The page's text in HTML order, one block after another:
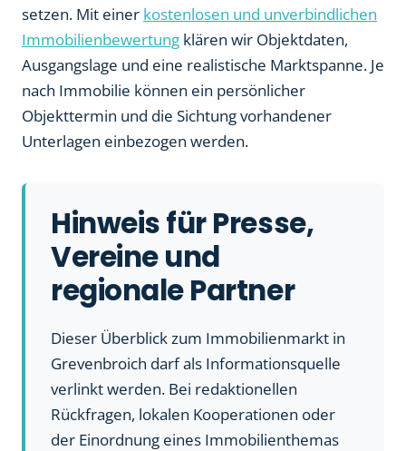
setzen. Mit einer kostenlosen und unverbindlichen
Immobilienbewertung klären wir Objektdaten,
Ausgangslage und eine realistische Marktspanne. Je
nach Immobilie können ein persönlicher
Objekttermin und die Sichtung vorhandener
Unterlagen einbezogen werden.
Hinweis für Presse,
Vereine und
regionale Partner
Dieser Überblick zum Immobilienmarkt in
Grevenbroich darf als Informationsquelle
verlinkt werden. Bei redaktionellen
Rückfragen, lokalen Kooperationen oder
der Einordnung eines Immobilienthemas